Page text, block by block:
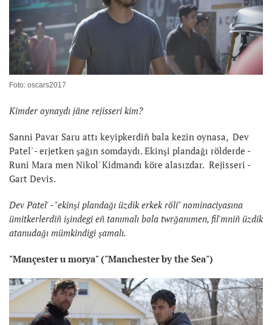
Foto: oscars2017
Kimder oynaydı jäne rejisseri kim?
Sanni Pavar Saru attı keyipkerdiñ bala kezin oynasa, Dev
Patel' - erjetken şağın somdaydı. Ekinşi plandağı rölderde -
Runi Mara men Nikol' Kidmandı köre alasızdar. Rejisseri -
Gart Devis.
Dev Patel' - "ekinşi plandağı üzdik erkek röli" nominaciyasına
ümitkerlerdiñ işindegi eñ tanımalı bola twrğanımen, fil'mniñ üzdik
atanudağı mümkindigi şamalı.
"Mançester u morya" ("Manchester by the Sea")